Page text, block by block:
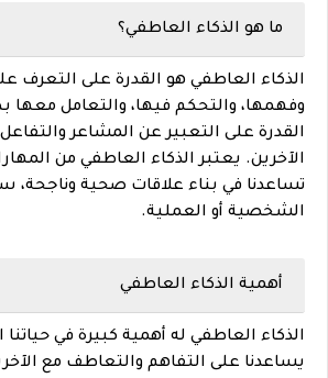
ما هو الذكاء العاطفي؟
الذكاء العاطفي هو القدرة على التعرف
وفهمها، والتحكم فيها، والتعامل معها
القدرة على التعبير عن المشاعر
الآخرين. يعتبر الذكاء العاطفي من
تساعدنا في بناء علاقات صحية وناجحة،
الشخصية أو العملية.
أهمية الذكاء العاطفي
الذكاء العاطفي له أهمية كبيرة في حياتنا
يساعدنا على التفاهم والتعاطف مع